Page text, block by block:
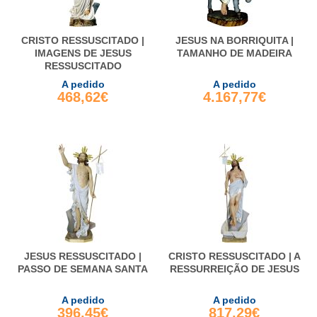
CRISTO RESSUSCITADO |
IMAGENS DE JESUS
RESSUSCITADO
A pedido
468,62€
JESUS NA BORRIQUITA |
TAMANHO DE MADEIRA
A pedido
4.167,77€
JESUS RESSUSCITADO |
PASSO DE SEMANA SANTA
A pedido
396,45€
CRISTO RESSUSCITADO | A
RESSURREIÇÃO DE JESUS
A pedido
817,29€